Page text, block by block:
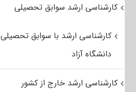
کارشناسی ارشد سوابق تحصیلی
کارشناسی ارشد با سوابق تحصیلی
دانشگاه آزاد
کارشناسی ارشد خارج از کشور